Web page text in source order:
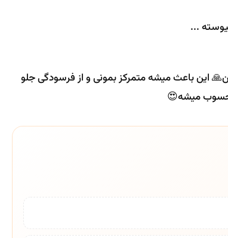
...
تکرار کن🙏 این باعث میشه متمرکز بمونی و از فرسودگی جلو
میشه😍